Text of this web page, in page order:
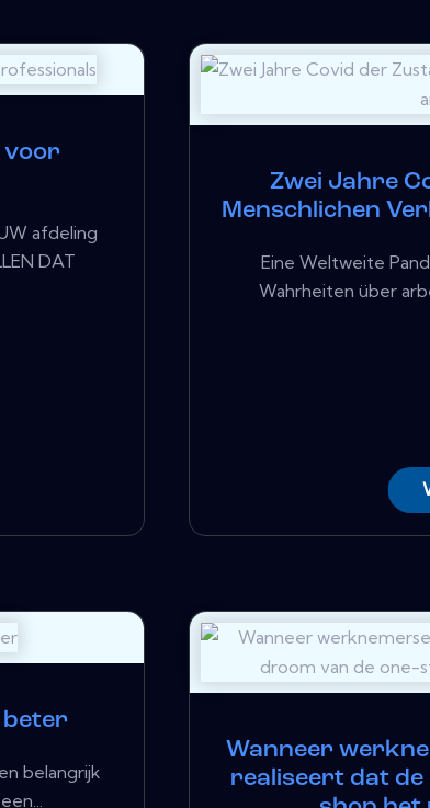
voor
afdeling
DAT
Zwei Jahre
Menschlichen
Eine Weltweite
Wahrheiten über
beter
belangrijk
Wanneer
realiseert dat de